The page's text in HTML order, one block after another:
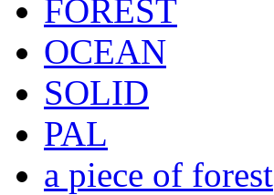
FOREST
OCEAN
SOLID
PAL
a piece of forest